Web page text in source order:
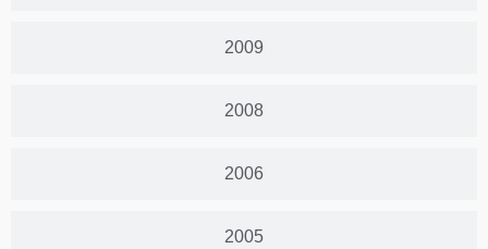
2009
2008
2006
2005